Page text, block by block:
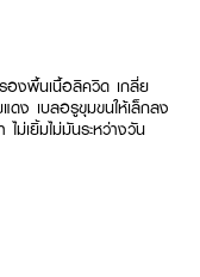
องพื้นเนื้อลิควิด เกลี่ย
ง เบลอรูขุมขนให้เล็กลง
ม่เยิ้มไม่มันระหว่างวัน